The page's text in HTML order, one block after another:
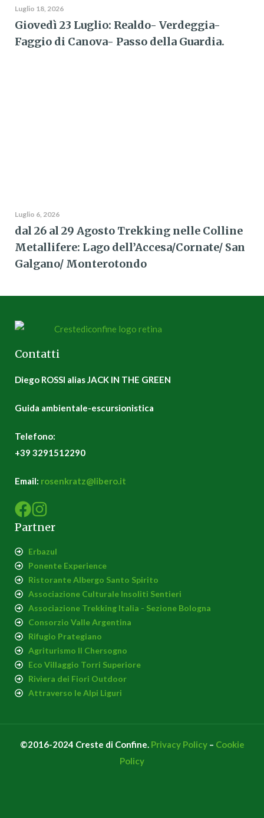
Luglio 18, 2026
Giovedì 23 Luglio: Realdo- Verdeggia-
Faggio di Canova- Passo della Guardia.
Luglio 6, 2026
dal 26 al 29 Agosto Trekking nelle Colline
Metallifere: Lago dell’Accesa/Cornate/ San
Galgano/ Monterotondo
Contatti
Diego ROSSI alias JACK IN THE GREEN
Guida ambientale-escursionistica
Telefono:
+39 3291512290
Email: rosenkratz@libero.it
Partner
Erbazul
Ponente Experience
Ristorante Albergo Santo Spirito
Associazione Culturale Insoliti Sentieri
Associazione Trekking Italia - Sezione Bologna
Consorzio Valle Argentina
Rifugio Prategiano
Agriturismo Il Chersogno
Eco Villaggio Torri Superiore
Riviera dei Fiori Outdoor
Attraverso le Alpi Liguri
©2016-2024 Creste di Confine. Privacy Policy– Cookie
Policy